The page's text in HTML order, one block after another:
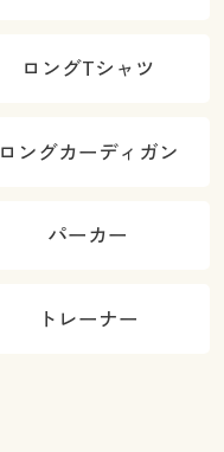
ロングTシャツ
ロングカーディガン
パーカー
トレーナー